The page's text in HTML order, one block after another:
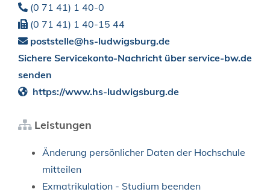
(0 71 41) 1 40-0
(0 71 41) 1 40-15 44
poststelle@hs-ludwigsburg.de
Sichere Servicekonto-Nachricht über service-bw.de
senden
https://www.hs-ludwigsburg.de
Leistungen
Änderung persönlicher Daten der Hochschule
mitteilen
Exmatrikulation - Studium beenden